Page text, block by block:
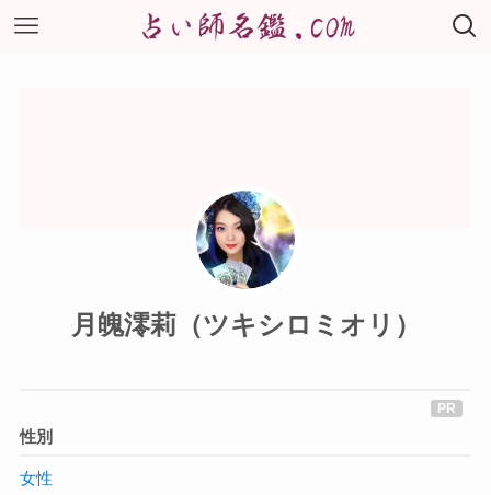
月魄澪莉（ツキシロミオリ）
性別
女性